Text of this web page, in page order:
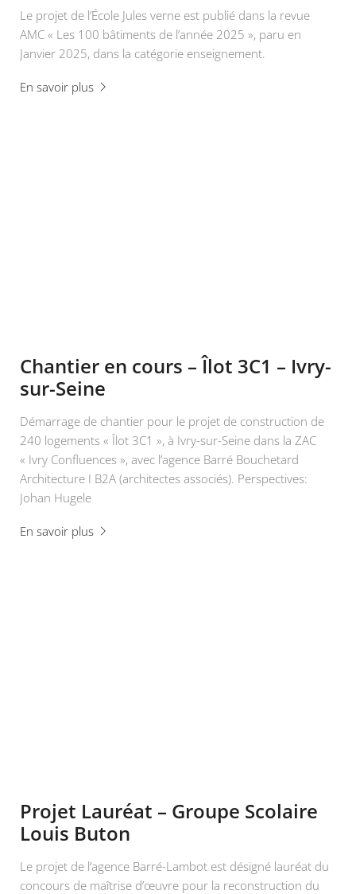
Le projet de l’École Jules verne est publié dans la revue
AMC « Les 100 bâtiments de l’année 2025 », paru en
Janvier 2025, dans la catégorie enseignement.
En savoir plus
Chantier en cours – Îlot 3C1 – Ivry-
sur-Seine
Démarrage de chantier pour le projet de construction de
240 logements « Îlot 3C1 », à Ivry-sur-Seine dans la ZAC
« Ivry Confluences », avec l’agence Barré Bouchetard
Architecture I B2A (architectes associés). Perspectives:
Johan Hugele
En savoir plus
Projet Lauréat – Groupe Scolaire
Louis Buton
Le projet de l’agence Barré-Lambot est désigné lauréat du
concours de maîtrise d’œuvre pour la reconstruction du